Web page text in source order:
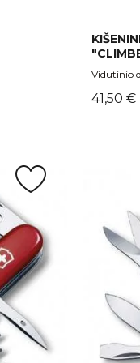
Vidutinio
Kaina
41,50 €